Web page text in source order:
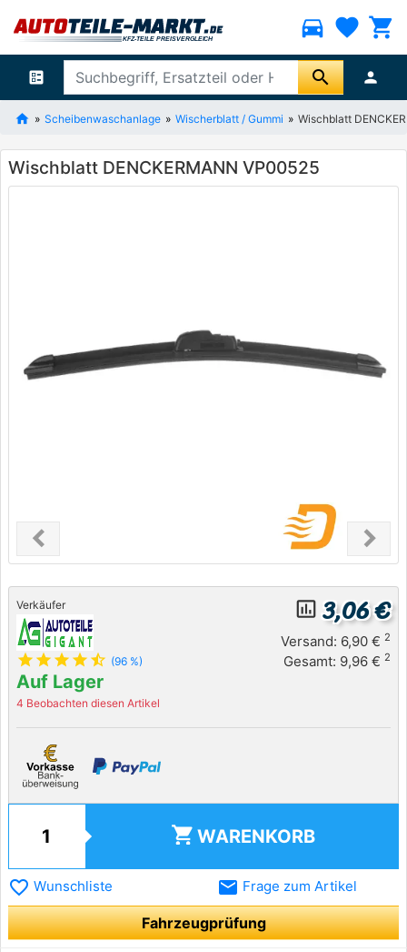
directions_car favorite shopping_cart
ballot search person
Scheibenwaschanlage Wischerblatt / Gummi Wischblatt
Wischblatt DENCKERMANN VP00525
chevron_leftPrevious chevron_right
Next
Verkäufer
star star star star star_half (96 %)
Auf Lager
4 Beobachten diesen Artikel
insert_chart_outlined 3,06 €
Versand: 6,90 € 2
Gesamt: 9,96 € 2
shopping_cart WARENKORB
favorite_border Wunschliste email Frage zum Artikel
Fahrzeugprüfung